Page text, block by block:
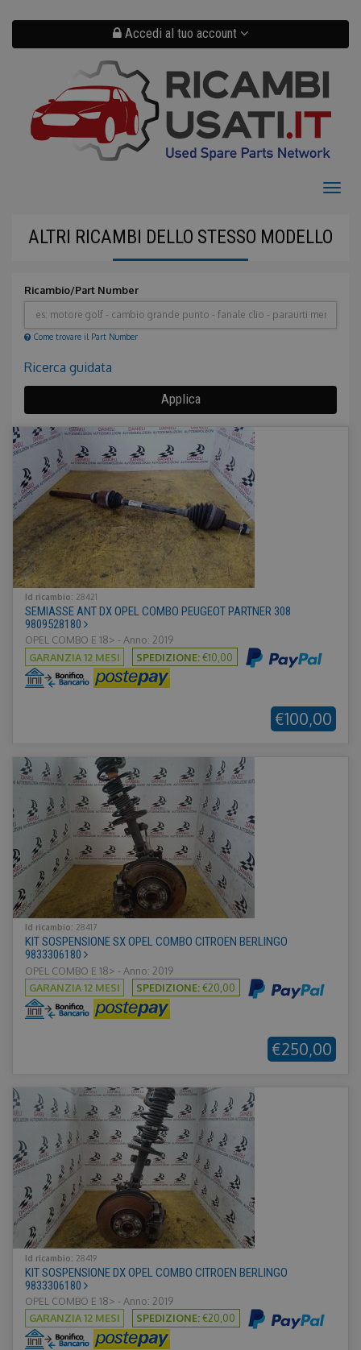
contenuto
Accedi al tuo account
ALTRI RICAMBI DELLO STESSO MODELLO
Ricambio/Part Number
Come trovare il Part Number
Nascondi
Ricerca guidata
Applica
Id ricambio: 28421
SEMIASSE ANT DX OPEL COMBO PEUGEOT PARTNER 308
9809528180
OPEL COMBO E 18> - Anno: 2019
GARANZIA 12 MESI
SPEDIZIONE:€10,00
€100,00
Id ricambio: 28417
KIT SOSPENSIONE SX OPEL COMBO CITROEN BERLINGO
9833306180
OPEL COMBO E 18> - Anno: 2019
GARANZIA 12 MESI
SPEDIZIONE:€20,00
€250,00
Id ricambio: 28419
KIT SOSPENSIONE DX OPEL COMBO CITROEN BERLINGO
9833306180
OPEL COMBO E 18> - Anno: 2019
GARANZIA 12 MESI
SPEDIZIONE:€20,00